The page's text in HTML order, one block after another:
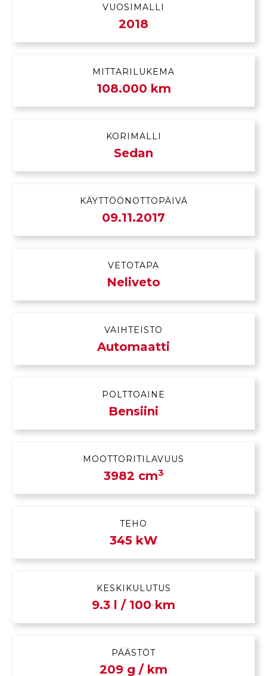
VUOSIMALLI
2018
MITTARILUKEMA
108.000 km
KORIMALLI
Sedan
KÄYTTÖÖNOTTOPÄIVÄ
09.11.2017
VETOTAPA
Neliveto
VAIHTEISTO
Automaatti
POLTTOAINE
Bensiini
MOOTTORITILAVUUS
3982 cm3
TEHO
345 kW
KESKIKULUTUS
9.3 l / 100 km
PÄÄSTÖT
209 g / km